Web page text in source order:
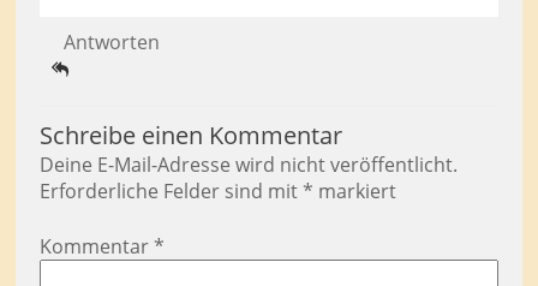
Antworten
Schreibe einen Kommentar
Deine E-Mail-Adresse wird nicht veröffentlicht.
Erforderliche Felder sind mit * markiert
Kommentar *